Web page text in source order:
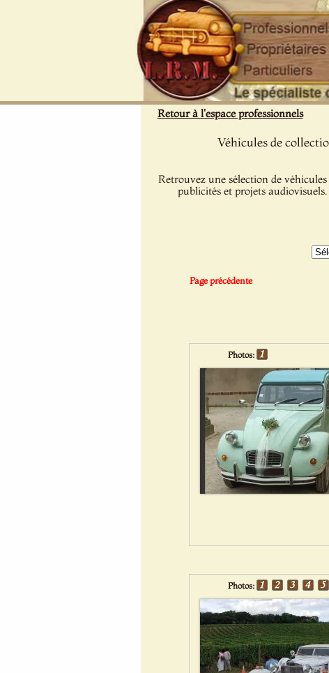
Retour à l'espace professionnels
Véhicules de
Retrouvez une sélection de
publicités et projets
Page précédente
Photos:
Photos:
Panneau de gestion des cookies